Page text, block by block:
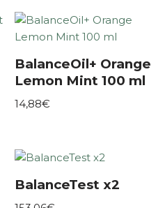
BalanceOil+ Orange
Lemon Mint 100 ml
14,88€
BalanceTest x2